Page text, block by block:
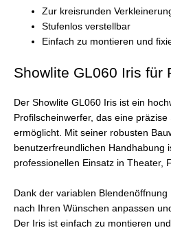
Zur kreisrunden
Stufenlos verstellbar
Einfach zu montieren und
Showlite GL060 Iris für
Der Showlite GL060 Iris ist ein
Profilscheinwerfer, das eine
ermöglicht. Mit seiner robusten
benutzerfreundlichen Handhabung
professionellen Einsatz in Theater,
Dank der variablen
nach Ihren Wünschen anpassen
Der Iris ist einfach zu montieren